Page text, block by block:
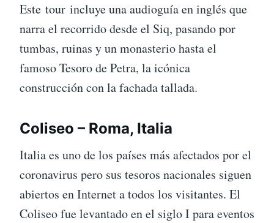
Este tour incluye una audioguía en inglés que
narra el recorrido desde el Siq, pasando por
tumbas, ruinas y un monasterio hasta el
famoso Tesoro de Petra, la icónica
construcción con la fachada tallada.
Coliseo – Roma, Italia
Italia es uno de los países más afectados por el
coronavirus pero sus tesoros nacionales siguen
abiertos en Internet a todos los visitantes. El
Coliseo fue levantado en el siglo I para eventos